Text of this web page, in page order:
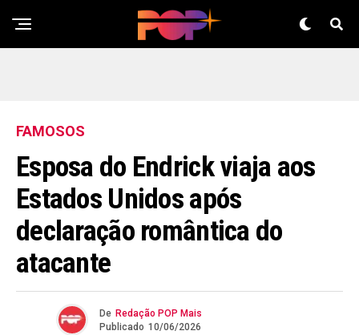
FAMOSOS
Esposa do Endrick viaja aos
Estados Unidos após
declaração romântica do
atacante
De Redação POP Mais
Publicado 10/06/2026